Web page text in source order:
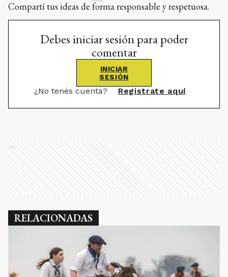
Compartí tus ideas de forma responsable y respetuosa.
Debes iniciar sesión para poder
comentar
INICIAR
SESIÓN
¿No tenés cuenta? Registrate aquí
Ads
RELACIONADAS